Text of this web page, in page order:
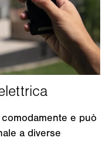
e può
a diverse